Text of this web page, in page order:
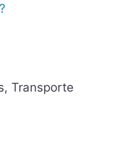
,Transporte